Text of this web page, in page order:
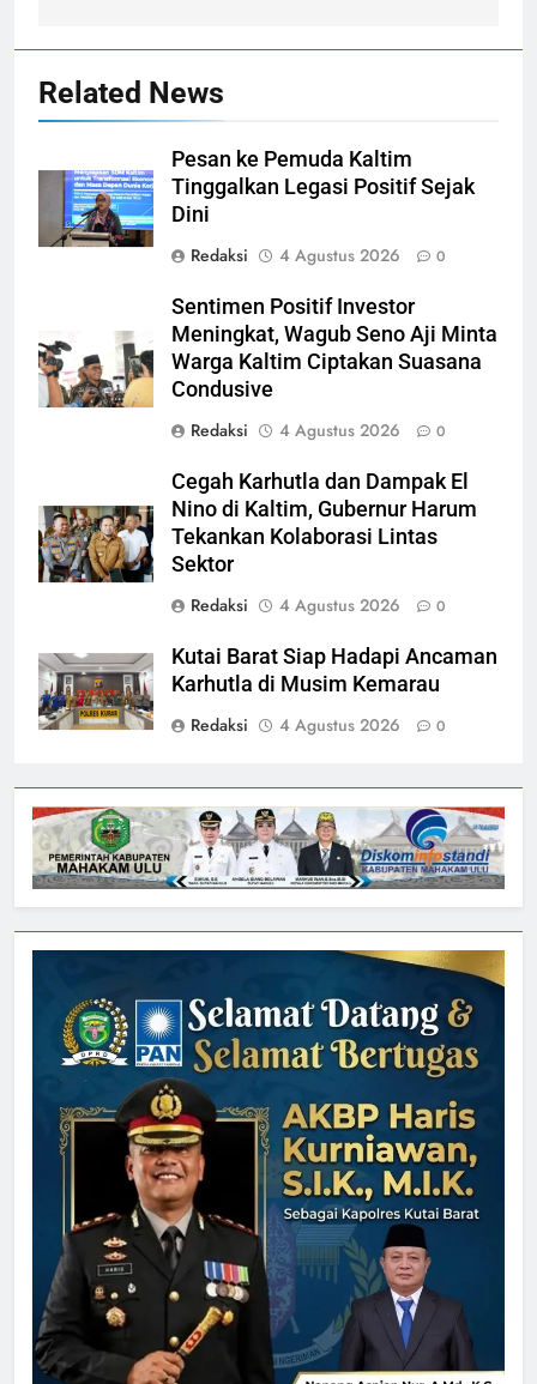
Related News
Pesan ke Pemuda Kaltim
Tinggalkan Legasi Positif Sejak
Dini
Redaksi
4 Agustus 2026 0
Sentimen Positif Investor
Meningkat, Wagub Seno Aji Minta
Warga Kaltim Ciptakan Suasana
Condusive
Redaksi
4 Agustus 2026 0
Cegah Karhutla dan Dampak El
Nino di Kaltim, Gubernur Harum
Tekankan Kolaborasi Lintas
Sektor
Redaksi
4 Agustus 2026 0
Kutai Barat Siap Hadapi Ancaman
Karhutla di Musim Kemarau
Redaksi
4 Agustus 2026 0